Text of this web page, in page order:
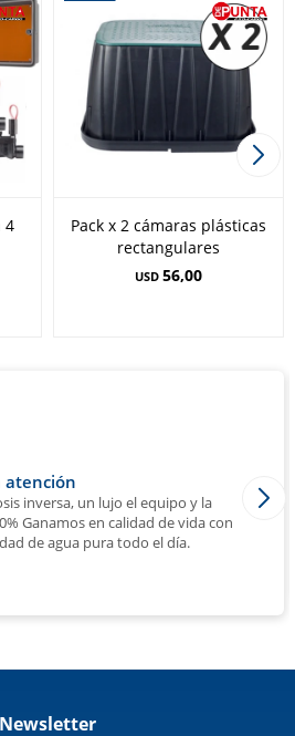
4
Pack x 2 cámaras plásticas
rectangulares
USD 56,00
es el mejor
envíos rápido y relación precio
Newsletter